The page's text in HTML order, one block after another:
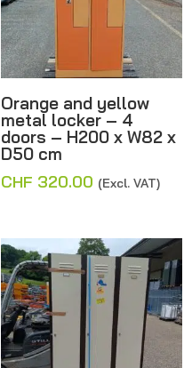
Orange and yellow
metal locker – 4
doors – H200 x W82 x
D50 cm
CHF 320.00 (Excl. VAT)